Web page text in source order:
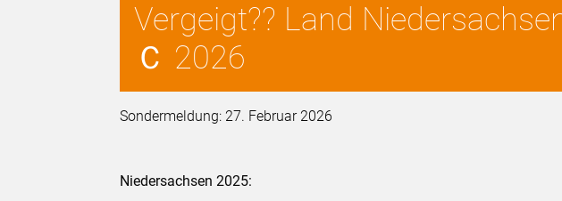
Vergeigt?? Land
Ｃ 2026
Sondermeldung: 27. Februar 2026
Niedersachsen 2025: